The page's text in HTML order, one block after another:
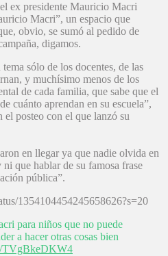
ex presidente Mauricio Macri
Macri”, un espacio que
obvio, se sumó al pedido de
digamos.
sólo de los docentes, de las
y muchísimo menos de los
de cada familia, que sabe que el
cuánto aprendan en su escuela”,
posteo con el que lanzó su
en llegar ya que nadie olvida en
que hablar de su famosa frase
pública”.
1354104454245658626?s=20
para niños que no puede
a hacer otras cosas bien
TVgBkeDKW4